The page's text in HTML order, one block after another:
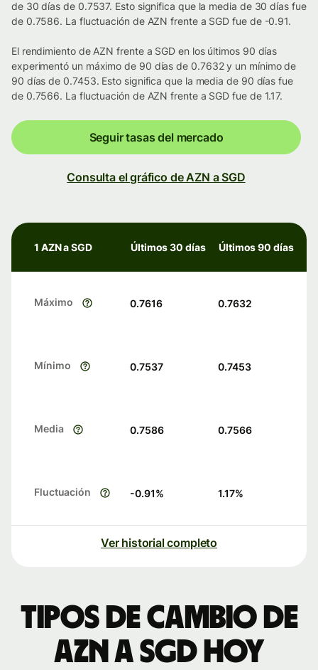
de 30 días de 0.7537. Esto significa que la media de 30 días fue
de 0.7586. La fluctuación de AZN frente a SGD fue de -0.91.
El rendimiento de AZN frente a SGD en los últimos 90 días
experimentó un máximo de 90 días de 0.7632 y un mínimo de
90 días de 0.7453. Esto significa que la media de 90 días fue
de 0.7566. La fluctuación de AZN frente a SGD fue de 1.17.
Seguir tasas del mercado
Consulta el gráfico de AZN a SGD
1 AZN a SGD Últimos 30 días Últimos 90 días
Máximo 0.7616 0.7632
Mínimo 0.7537 0.7453
Media 0.7586 0.7566
Fluctuación -0.91% 1.17%
Ver historial completo
Tipos de cambio de
AZN a SGD hoy